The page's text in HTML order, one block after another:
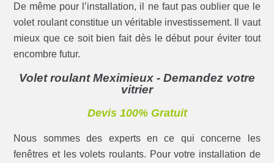
De même pour l’installation, il ne faut pas oublier que le
volet roulant constitue un véritable investissement. Il vaut
mieux que ce soit bien fait dès le début pour éviter tout
encombre futur.
Volet roulant Meximieux - Demandez votre
vitrier
Devis 100% Gratuit
Nous sommes des experts en ce qui concerne les
fenêtres et les volets roulants. Pour votre installation de